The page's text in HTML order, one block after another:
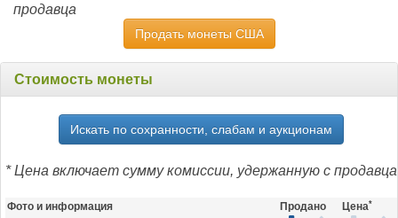
продавца
Продать монеты США
Стоимость монеты
Искать по сохранности, слабам и аукционам
* Цена включает сумму комиссии, удержанную с продавца
Фото и информация Продано Цена*